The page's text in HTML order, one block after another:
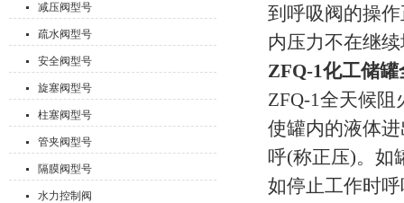
减压阀型号
疏水阀型号
安全阀型号
旋塞阀型号
柱塞阀型号
管夹阀型号
隔膜阀型号
水力控制阀
到呼吸阀的操
内压力不在继
ZFQ-1化工储
ZFQ-1全天候
使罐内的液体
呼(称正压)。如
如停止工作时